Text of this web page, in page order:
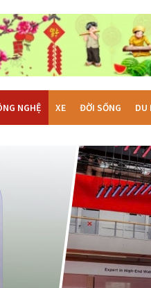
NGHỆ XE ĐỜI SỐNG DU